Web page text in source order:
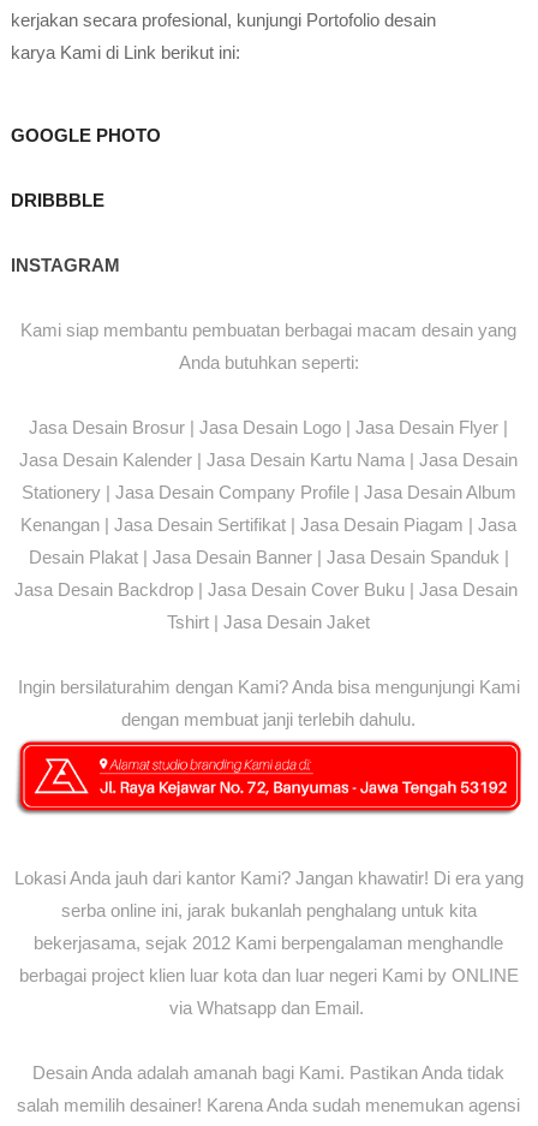
kerjakansecara profesional, kunjungi Portofolio desain
karyaKami di Link berikut ini:
GOOGLE PHOTO
DRIBBBLE
INSTAGRAM
Kami siap membantu pembuatan berbagai macam desain yang
Anda butuhkan seperti:
Jasa Desain Brosur | Jasa Desain Logo | Jasa Desain Flyer |
Jasa Desain Kalender | Jasa Desain Kartu Nama | Jasa Desain
Stationery | Jasa Desain Company Profile | Jasa Desain Album
Kenangan | Jasa Desain Sertifikat | Jasa Desain Piagam | Jasa
Desain Plakat | Jasa Desain Banner | Jasa Desain Spanduk |
Jasa Desain Backdrop | Jasa Desain Cover Buku | Jasa Desain
Tshirt | Jasa Desain Jaket
Ingin bersilaturahim dengan Kami? Anda bisa mengunjungi Kami
dengan membuat janji terlebih dahulu.
Lokasi Anda jauh dari kantor Kami? Jangan khawatir! Di era yang
serba online ini, jarak bukanlah penghalang untuk kita
bekerjasama, sejak 2012 Kami berpengalaman menghandle
berbagai project klien luar kota dan luar negeri Kami by ONLINE
via Whatsapp dan Email.
Desain Anda adalah amanah bagi Kami. Pastikan Anda tidak
salah memilih desainer! Karena Anda sudah menemukan agensi